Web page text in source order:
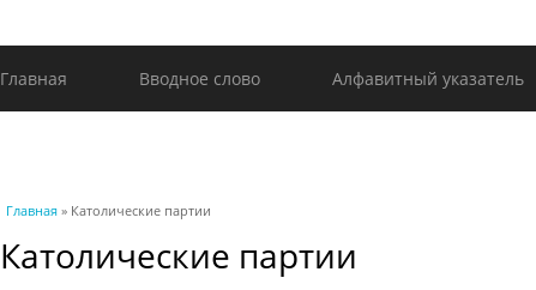
Главная Вводное слово Алфавитный указатель
Вы здесь
Главная » Католические партии
Католические партии